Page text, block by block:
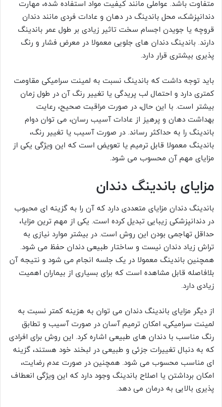
متفاوت باشد. عواملی مانند کیفیت مواد استفاده شده، مهارت
دندانپزشک، محل باندینگ در دهان و عادات فردی مانند دندان
قروچه یا جویدن اجسام سخت تاثیر زیادی بر طول عمر باندینگ
دارند. باندینگ دندان های جلویی معمولا در معرض فشار و رنگ
پذیری بیشتری قرار دارد.
باید توجه داشت که باندینگ نسبت به لمینت سرامیکی مقاومت
کمتری دارد و احتمال لب پریدگی یا تغییر رنگ آن در طول زمان
بیشتر است. با این حال، در صورت مراقبت صحیح، رعایت
بهداشت دهان و پرهیز از عادات آسیب رسان، می توان دوام
باندینگ را به حداکثر رساند. در صورت آسیب یا تغییر رنگ،
باندینگ معمولا قابل ترمیم یا تعویض است که این ویژگی یکی از
مزایای مهم آن محسوب می شود.
مزایای باندینگ دندان
باندینگ دندان مزایای متعددی دارد که آن را به گزینه ای محبوب
در دندانپزشکی زیبایی تبدیل کرده است. یکی از مهم ترین مزایا،
حداقل تهاجمی بودن این روش است. در بیشتر موارد نیازی به
تراش زیاد دندان نیست و ساختار طبیعی دندان حفظ می شود.
همچنین باندینگ معمولا در یک جلسه انجام می شود و نتیجه آن
بلافاصله قابل مشاهده است که برای بسیاری از بیماران اهمیت
زیادی دارد.
از دیگر مزایای باندینگ دندان می توان به هزینه کمتر نسبت به
لمینت سرامیکی، امکان ترمیم آسان در صورت آسیب و تطابق
رنگ مناسب با دندان های طبیعی اشاره کرد. این روش برای افرادی
که به دنبال تغییرات جزئی و طبیعی در لبخند خود هستند، گزینه
ای مناسب محسوب می شود. همچنین در صورت عدم رضایت،
امکان برداشتن یا اصلاح باندینگ وجود دارد که این ویژگی انعطاف
پذیری بالایی به درمان می دهد.